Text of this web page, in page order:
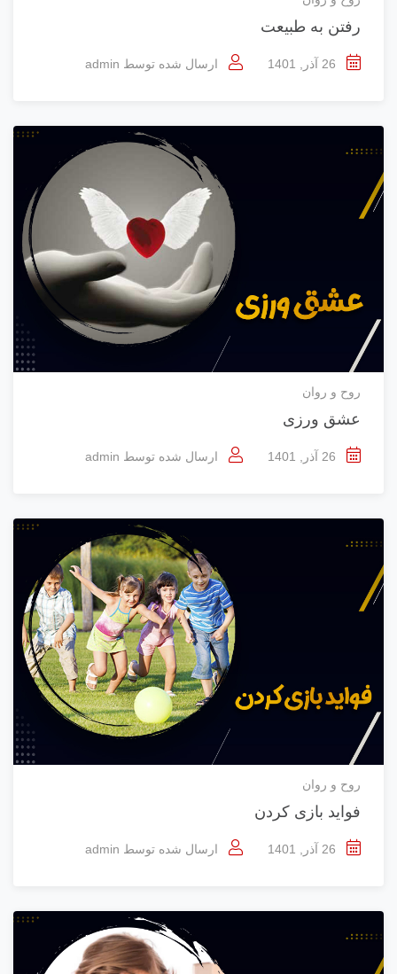
رفتن به طبیعت
26 آذر, 1401 ارسال شده توسط admin
روح و روان
عشق ورزی
26 آذر, 1401 ارسال شده توسط admin
روح و روان
فواید بازی کردن
26 آذر, 1401 ارسال شده توسط admin